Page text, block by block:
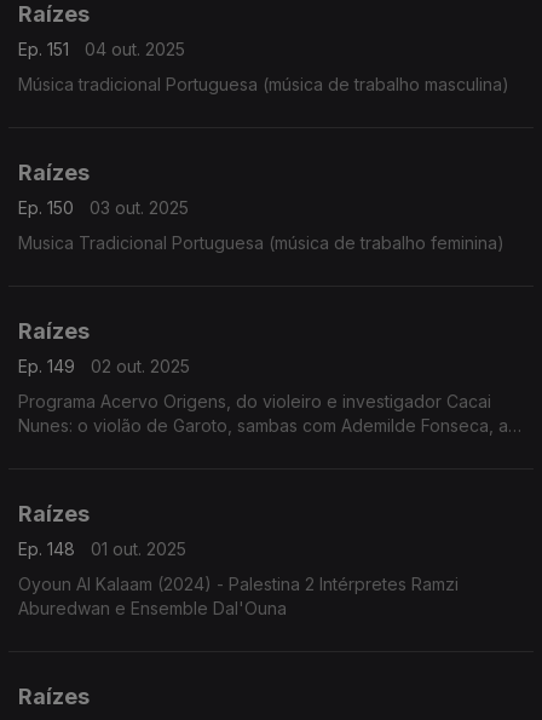
Raízes
Ep. 151
04 out. 2025
Música tradicional Portuguesa (música de trabalho masculina)
Raízes
Ep. 150
03 out. 2025
Musica Tradicional Portuguesa (música de trabalho feminina)
Raízes
Ep. 149
02 out. 2025
Programa Acervo Origens, do violeiro e investigador Cacai
Nunes: o violão de Garoto, sambas com Ademilde Fonseca, a
Raízes
Ep. 148
01 out. 2025
Oyoun Al Kalaam (2024) - Palestina 2 Intérpretes Ramzi
Aburedwan e Ensemble Dal'Ouna
Raízes